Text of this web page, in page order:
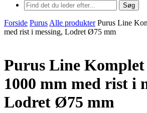
Søg
Forside Purus Alle produkter Purus Line
med rist i messing, Lodret Ø75 mm
Purus Line
1000 mm med rist i
Lodret Ø75 mm